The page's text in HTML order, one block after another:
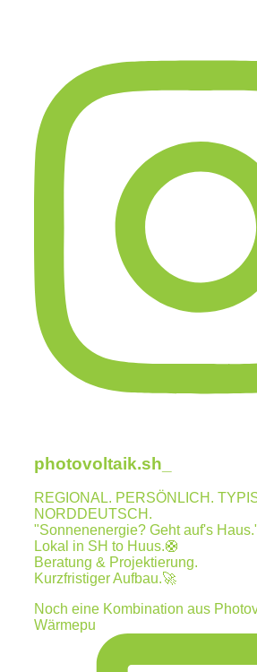
photovoltaik.sh_
REGIONAL. PERSÖNLICH.
NORDDEUTSCH.
"Sonnenenergie? Geht auf's
Lokal in SH to Huus.🛟
Beratung & Projektierung.
Kurzfristiger Aufbau.🚀
Noch eine Kombination aus
Wärmepu